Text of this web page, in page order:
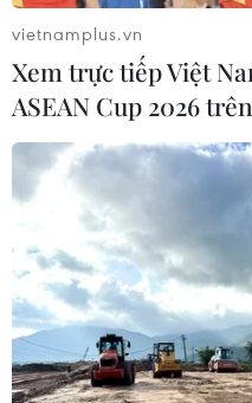
gắn máy
07/08/2026 14:37
Tăng cường năng lực
trạng khẩn cấp với
thiết bị mới
07/08/2026 14:20
Khởi tố, truy nã 3 đối
động nhằm lật đổ
dân
07/08/2026 13:51
vietnamplus.vn
Xem trực tiếp Việt
ASEAN Cup 2026